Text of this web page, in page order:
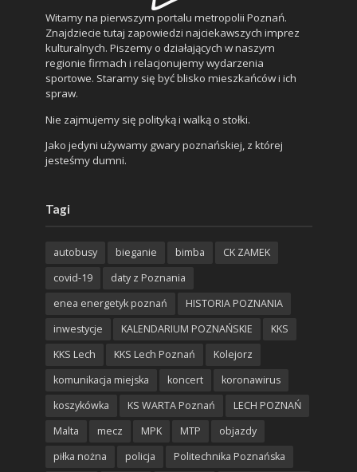
Witamy na pierwszym portalu metropolii Poznań.
Znajdziecie tutaj zapowiedzi najciekawszych imprez
kulturalnych. Piszemy o działających w naszym
regionie firmach i relacjonujemy wydarzenia
sportowe. Staramy się być blisko mieszkańców i ich
spraw.
Nie zajmujemy się polityką i walką o stołki.
Jako jedyni używamy gwary poznańskiej, z której
jesteśmy dumni.
Tagi
autobusy bieganie bimba
CK ZAMEK
covid-19
daty z Poznania
enea energetyk poznań
HISTORIA POZNANIA
inwestycje
KALENDARIUM POZNAŃSKIE
KKS
KKS Lech
KKS Lech Poznań
Kolejorz
komunikacja miejska
koncert
koronawirus
koszykówka
KS WARTA Poznań
LECH POZNAŃ
Malta
mecz MPK MTP
objazdy
piłka nożna
policja Politechnika Poznańska